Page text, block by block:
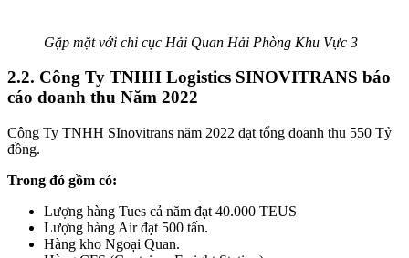
Gặp mặt với chi cục Hải Quan Hải Phòng Khu Vực 3
2.2. Công Ty TNHH Logistics SINOVITRANS báo
cáo doanh thu Năm 2022
Công Ty TNHH SInovitrans năm 2022 đạt tổng doanh thu 550 Tỷ
đồng.
Trong đó gồm có:
Lượng hàng Tues cả năm đạt 40.000 TEUS
Lượng hàng Air đạt 500 tấn.
Hàng kho Ngoại Quan.